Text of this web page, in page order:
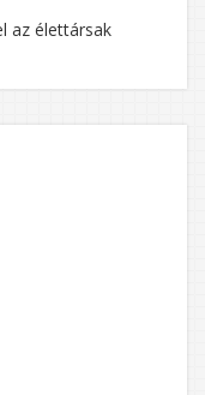
az élettársak